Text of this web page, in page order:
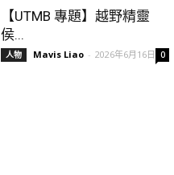
【UTMB 專題】越野精靈
侯...
人物 Mavis Liao - 2026年6月16日 0